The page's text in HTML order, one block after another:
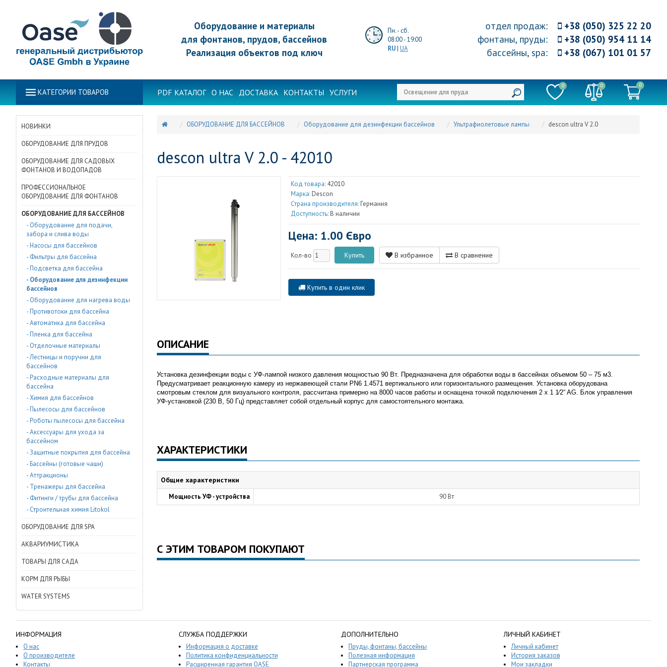
Оборудование и материалы
для фонтанов, прудов, бассейнов
Реализация объектов под ключ
Пн. - сб.
08:00 - 19:00
RU| UA
отдел продаж:
+38 (050) 325 22 20
фонтаны, пруды:
+38 (050) 954 11 14
бассейны, spa: +38 (067) 101 01 57
КАТЕГОРИИ ТОВАРОВ PDF КАТАЛОГ О НАС ДОСТАВКА КОНТАКТЫ УСЛУГИ
0 0 0
НОВИНКИ
ОБОРУДОВАНИЕ ДЛЯ ПРУДОВ
ОБОРУДОВАНИЕ ДЛЯ САДОВЫХ
ФОНТАНОВ И ВОДОПАДОВ
ПРОФЕССИОНАЛЬНОЕ
ОБОРУДОВАНИЕ ДЛЯ ФОНТАНОВ
ОБОРУДОВАНИЕ ДЛЯ БАССЕЙНОВ
- Оборудование для подачи,
забора и слива воды
- Насосы для бассейнов
- Фильтры для бассейна
- Подсветка для бассейна
- Оборудование для дезинфекции
бассейнов
- Оборудование для нагрева воды
- Противотоки для бассейна
- Автоматика для бассейна
- Пленка для бассейна
- Отделочные материалы
- Лестницы и поручни для
бассейнов
- Расходные материалы для
бассейна
- Химия для бассейнов
- Пылесосы для бассейнов
- Роботы пылесосы для бассейна
- Аксессуары для ухода за
бассейном
- Защитные покрытия для бассейна
- Бассейны (готовые чаши)
- Аттракционы
- Тренажеры для бассейна
- Фитинги / трубы для бассейна
- Строительная химия Litokol
ОБОРУДОВАНИЕ ДЛЯ SPA
АКВАРИУМИСТИКА
ТОВАРЫ ДЛЯ САДА
КОРМ ДЛЯ РЫБЫ
WATER SYSTEMS
ОБОРУДОВАНИЕ ДЛЯ БАССЕЙНОВ Оборудование для дезинфекции бассейнов Ультрафиолетовые лампы descon ultra V 2.0
descon ultra V 2.0 - 42010
Код товара: 42010
Марка: Descon
Страна производителя: Германия
Доступность: В наличии
Цена: 1.00 Євро
Кол-во В избранное В сравнение
Купить в один клик
ОПИСАНИЕ
Установка дезинфекции воды с УФ-лампой низкого давления мощностью 90 Вт. Предназначена для обработки воды в бассейнах объемом 50 – 75 м3.
Предусматривает реакционную камеру из нержавеющей стали PN6 1.4571 вертикального или горизонтального размещения. Установка оборудована
смотровым стеклом для визуального контроля, рассчитана примерно на 8000 часов работы и оснащена точкой подключения 2 x 1 1⁄2“ AG. Блок управления
УФ-установкой (230 В, 50 Гц) представляет собой отдельный корпус для самостоятельного монтажа.
ХАРАКТЕРИСТИКИ
Общие характеристики
Мощность УФ - устройства 90 Вт
С ЭТИМ ТОВАРОМ ПОКУПАЮТ
ИНФОРМАЦИЯ
О нас
О производителе
Контакты
СЛУЖБА ПОДДЕРЖКИ
Информация о доставке
Политика конфиденциальности
Расширенная гарантия OASE
ДОПОЛНИТЕЛЬНО
Пруды, фонтаны, бассейны
Полезная информация
Партнерская программа
ЛИЧНЫЙ КАБИНЕТ
Личный кабинет
История заказов
Мои закладки